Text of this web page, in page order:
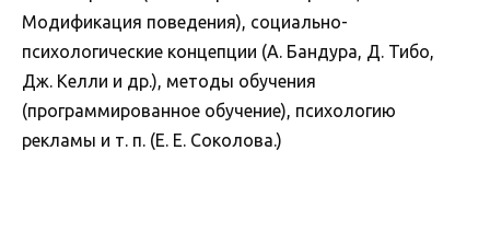
Модификация поведения), социально-
психологические концепции (А. Бандура, Д. Тибо,
Дж. Келли и др.), методы обучения
(программированное обучение), психологию
рекламы и т. п. (Е. Е. Соколова.)